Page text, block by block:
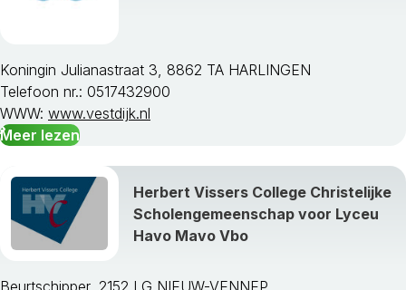
Koningin Julianastraat 3, 8862 TA HARLINGEN
Telefoon nr.: 0517432900
WWW: www.vestdijk.nl
Meer lezen
Herbert Vissers College Christelijke
Scholengemeenschap voor Lyceu
Havo Mavo Vbo